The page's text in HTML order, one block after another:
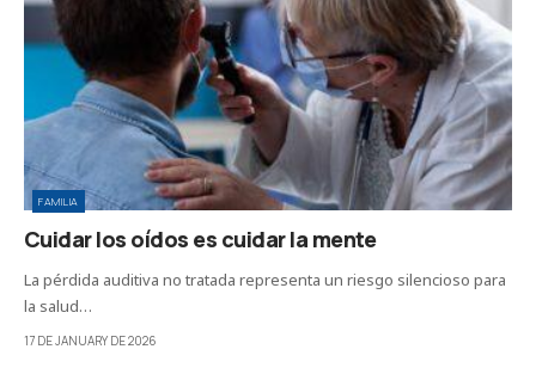
FAMILIA
Cuidar los oídos es cuidar la mente
La pérdida auditiva no tratada representa un riesgo silencioso para
la salud…
17 DE JANUARY DE 2026